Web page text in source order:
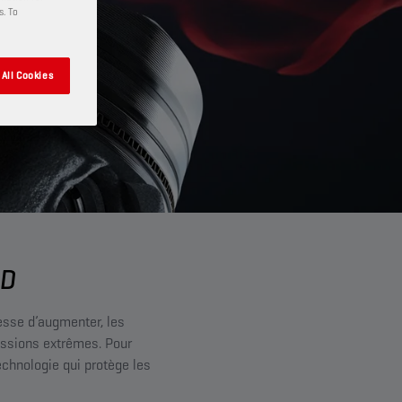
d’augmenter, les
extrêmes. Pour
qui protège les
To
Cookies